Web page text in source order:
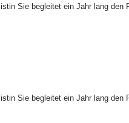
Sie begleitet ein Jahr lang
Sie begleitet ein Jahr lang